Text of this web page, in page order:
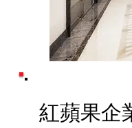
紅蘋果企